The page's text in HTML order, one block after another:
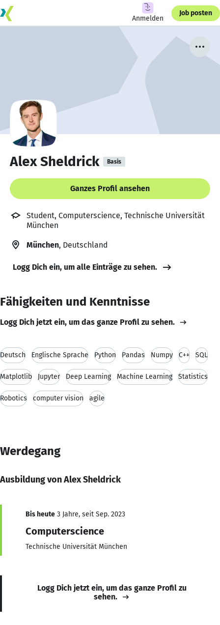
Anmelden
Job posten
Alex Sheldrick Basis
Ganzes Profil ansehen
Student, Computerscience, Technische Universität
München
München, Deutschland
Logg Dich ein, um alle Einträge zu sehen.
Fähigkeiten und Kenntnisse
Logg Dich jetzt ein, um das ganze Profil zu sehen.
Deutsch Englische Sprache Python Pandas Numpy C++ SQL
Matplotlib Jupyter Deep Learning Machine Learning Statistics
Robotics computer vision agile
Werdegang
Ausbildung von Alex Sheldrick
Bis heute 3 Jahre, seit Sep. 2023
Computerscience
Technische Universität München
Logg Dich jetzt ein, um das ganze Profil zu
sehen.